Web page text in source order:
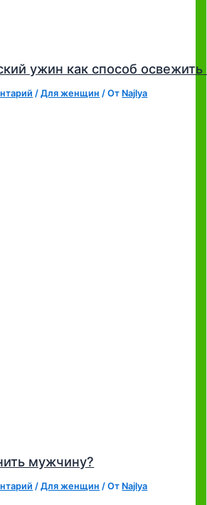
ужин как способ освежить
/Для женщин / От Najlya
мужчину?
/Для женщин / От Najlya